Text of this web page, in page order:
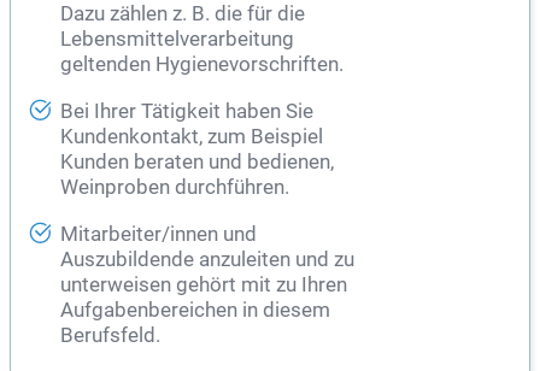
Dazu zählen z. B. die für die
Lebensmittelverarbeitung
geltenden Hygienevorschriften.
Bei Ihrer Tätigkeit haben Sie
Kundenkontakt, zum Beispiel
Kunden beraten und bedienen,
Weinproben durchführen.
Mitarbeiter/innen und
Auszubildende anzuleiten und zu
unterweisen gehört mit zu Ihren
Aufgabenbereichen in diesem
Berufsfeld.